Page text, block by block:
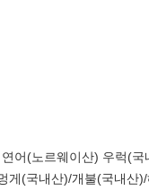
어(노르웨이산) 우럭(
(국내산)/개불(국내산